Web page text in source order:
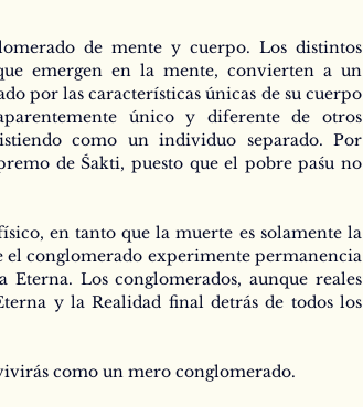
de mente y cuerpo. Los distintos
emergen en la mente, convierten a un
por las características únicas de su cuerpo
único y diferente de otros
como un individuo separado. Por
de Śakti, puesto que el pobre paśu no
en tanto que la muerte es solamente la
el conglomerado experimente permanencia
Los conglomerados, aunque reales
y la Realidad final detrás de todos los
como un mero conglomerado.